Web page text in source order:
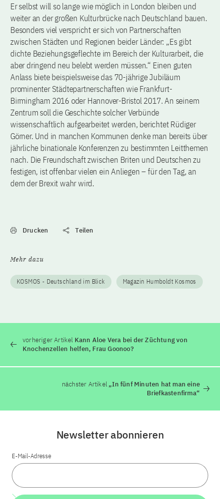
Er selbst will so lange wie möglich in London bleiben und
weiter an der großen Kulturbrücke nach Deutschland bauen.
Besonders viel verspricht er sich von Partnerschaften
zwischen Städten und Regionen beider Länder: „Es gibt
dichte Beziehungsgeflechte im Bereich der Kulturarbeit, die
aber dringend neu belebt werden müssen.“ Einen guten
Anlass biete beispielsweise das 70-jährige Jubiläum
prominenter Städtepartnerschaften wie Frankfurt-
Birmingham 2016 oder Hannover-Bristol 2017. An seinem
Zentrum soll die Geschichte solcher Verbünde
wissenschaftlich aufgearbeitet werden, berichtet Rüdiger
Görner. Und in manchen Kommunen denke man bereits über
jährliche binationale Konferenzen zu bestimmten Leitthemen
nach. Die Freundschaft zwischen Briten und Deutschen zu
festigen, ist offenbar vielen ein Anliegen – für den Tag, an
dem der Brexit wahr wird.
Drucken Teilen
Mehr dazu
KOSMOS - Deutschland im Blick Magazin Humboldt Kosmos
vorheriger Artikel Kann Aloe Vera bei der Züchtung von
Knochenzellen helfen, Frau Goonoo?
nächster Artikel „In fünf Minuten hat man eine
Briefkastenfirma“
Newsletter abonnieren
E-Mail-Adresse